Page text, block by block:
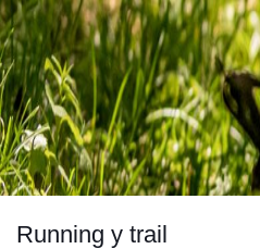
Skip
to
content
Running y trail